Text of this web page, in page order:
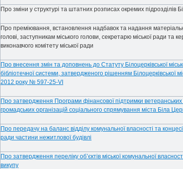
Про зміни у структурі та штатних розписах окремих підрозділів
Про преміювання, встановлення надбавок та надання
голові, заступникам міського голови, секретарю міської ради та
виконавчого комітету міської ради
Про внесення змін та доповнень до Статуту Білоцерківської
бібліотечної системи, затвердженого рішенням Білоцерківської
2012 року № 597-25-VI
Про затвердження Програми фінансової підтримки ветеранських
громадських організацій соціального спрямування міста Біла
Про передачу на баланс відділу комунальної власності та концесії
ради частини нежитлової будівлі
Про затвердження переліку об’єктів міської комунальної
викупу